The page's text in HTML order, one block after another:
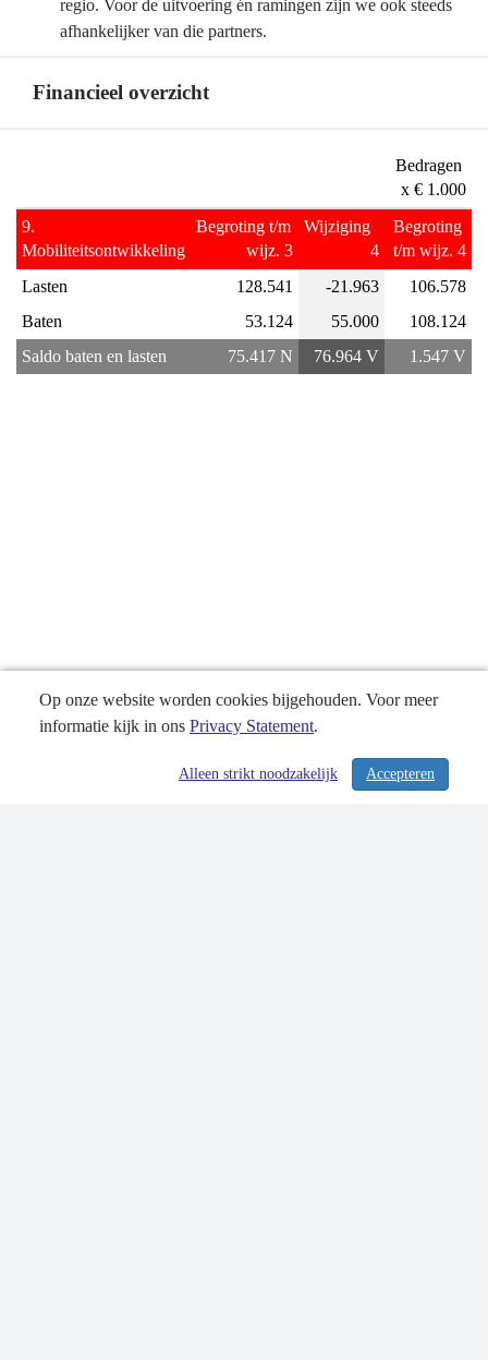
regio. Voor de uitvoering én ramingen zijn we ook steeds
afhankelijker van die partners.
Financieel overzicht
navigatie
Mobiliteitsontwikkeling
Bedragen
x € 1.000
9.
Mobiliteitsontwikkeling
Begroting t/m
wijz. 3
Wijziging
4
Begroting
t/m wijz. 4
Lasten
128.541 -21.963
106.578
Baten
53.124 55.000
108.124
Saldo baten en lasten
75.417 N 76.964 V 1.547 V
/ 261
Op onze website worden cookies bijgehouden. Voor meer
informatie kijk in ons Privacy Statement.
Accepteren
Alleen strikt noodzakelijk